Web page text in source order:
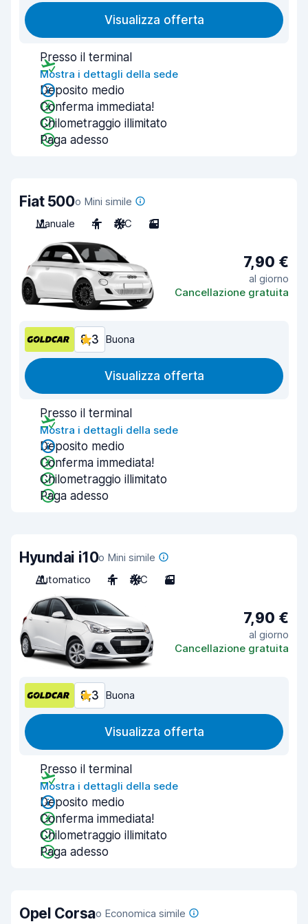
Visualizza offerta
Presso il terminal
Mostra i dettagli della sede
Deposito medio
Conferma immediata!
Chilometraggio illimitato
Paga adesso
Fiat 500o Mini simile
Manuale
4 A/C 3
7,90 €
al giorno
Cancellazione gratuita
8,3 Buona
Visualizza offerta
Presso il terminal
Mostra i dettagli della sede
Deposito medio
Conferma immediata!
Chilometraggio illimitato
Paga adesso
Hyundai i10o Mini simile
Automatico
4 A/C 3
7,90 €
al giorno
Cancellazione gratuita
8,3 Buona
Visualizza offerta
Presso il terminal
Mostra i dettagli della sede
Deposito medio
Conferma immediata!
Chilometraggio illimitato
Paga adesso
Opel Corsao Economica simile